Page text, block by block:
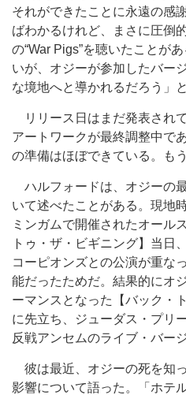
それができたことに永遠の感
ばわかるけれど、まさに圧倒
の“War Pigs”を聴いたことが
いが、オジーが参加したバー
な境地へと導かれるだろう」
リリース日はまだ発表され
アートワークが最終調整中で
の準備はほぼできている。も
ハルフォードは、オジーの
いて述べたことがある。現地
ミンガムで開催されたオール
トゥ・ザ・ビギニング】当日
コーピオンズとの公演が重な
能だったためだ。結果的にオ
ーマンスとなった【バック・
に先立ち、ジューダス・プリ
反戦アンセムのライブ・バー
彼は最近、オジーの死を知
影響について語った。「ホテ